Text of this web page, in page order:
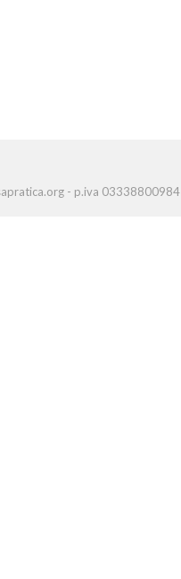
- p.iva 03338800984